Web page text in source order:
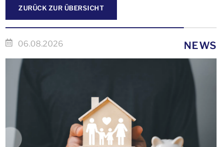
ZURÜCK ZUR ÜBERSICHT
06.08.2026 NEWS